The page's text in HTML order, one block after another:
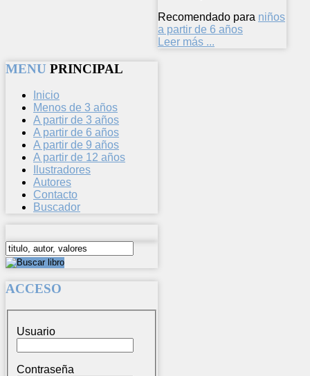
Recomendado para niños
a partir de 6 años
Leer más ...
MENU PRINCIPAL
Inicio
Menos de 3 años
A partir de 3 años
A partir de 6 años
A partir de 9 años
A partir de 12 años
Ilustradores
Autores
Contacto
Buscador
ACCESO
Usuario
Contraseña